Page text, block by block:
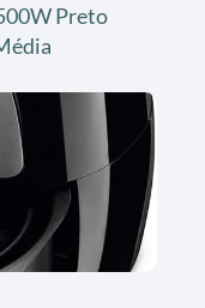
Preto